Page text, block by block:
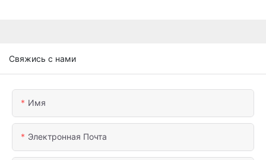
Свяжись с нами
Имя
Электронная Почта